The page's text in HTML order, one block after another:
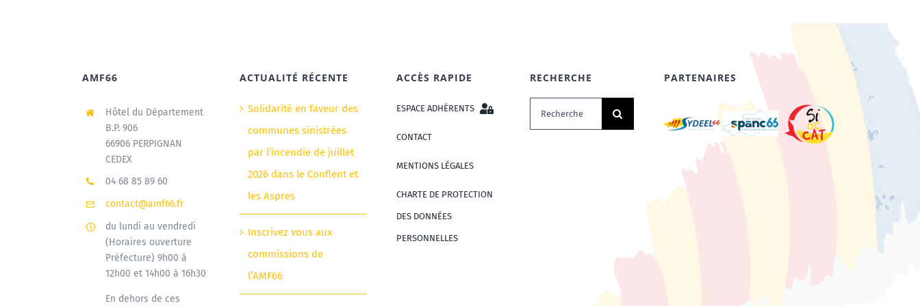
AMF66
Hôtel du Département
B.P. 906
66906 PERPIGNAN
CEDEX
04 68 85 89 60
contact@amf66.fr
du lundi au vendredi
(Horaires ouverture
Préfecture) 9h00 à
12h00 et 14h00 à 16h30
En dehors de ces
ACTUALITÉ RÉCENTE
Solidarité en faveur des
communes sinistrées
par l’incendie de juillet
2026 dans le Conflent et
les Aspres
Inscrivez vous aux
commissions de
l’AMF66
ACCÈS RAPIDE
ESPACE ADHÉRENTS
CONTACT
MENTIONS LÉGALES
CHARTE DE PROTECTION
DES DONNÉES
PERSONNELLES
RECHERCHE
Rechercher:
PARTENAIRES